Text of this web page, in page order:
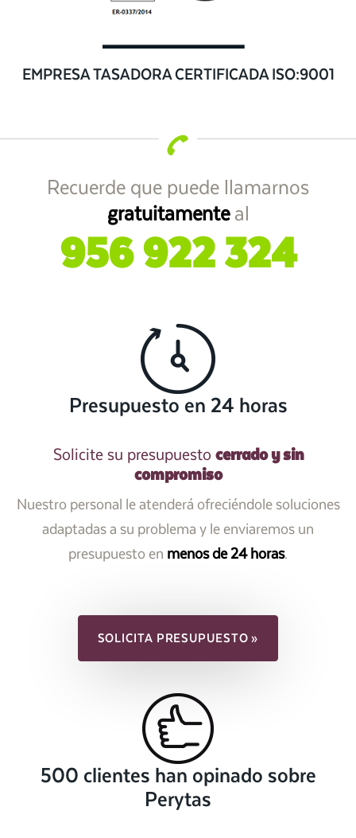
EMPRESA TASADORA CERTIFICADA ISO:9001
Recuerde que puede llamarnos
gratuitamenteal
956 922 324
Presupuesto en 24 horas
Solicite su presupuesto cerrado y sin
compromiso
Nuestro personal le atenderá ofreciéndole soluciones
adaptadas a su problema y le enviaremos un
presupuesto en menos de 24 horas.
SOLICITA PRESUPUESTO »
500 clientes han opinado sobre
Perytas